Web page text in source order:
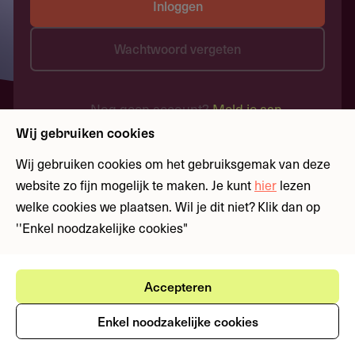
Inloggen
Wachtwoord vergeten
Nog geen account?Meld je aan
Wij gebruiken cookies
Wij gebruiken cookies om het gebruiksgemak van deze
website zo fijn mogelijk te maken. Je kunt hier lezen
welke cookies we plaatsen. Wil je dit niet? Klik dan op
''Enkel noodzakelijke cookies"
Accepteren
Enkel noodzakelijke cookies